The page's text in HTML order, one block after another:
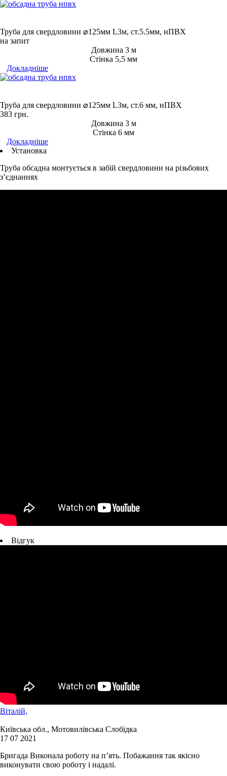
Труба для свердловини ⌀125мм L3м, ст.5.5мм, нПВХ
на запит
Довжина 3 м
Стінка 5,5 мм
Докладніше
Труба для свердловини ⌀125мм L3м, ст.6 мм, нПВХ
383 грн.
Довжина 3 м
Стінка 6 мм
Докладніше
Установка
Труба обсадна монтується в забій свердловини на різьбових
з’єднаннях
Відгук
Віталій,
Київська обл., Мотовилівська Слобідка
17 07 2021
Бригада Виконала роботу на п’ять. Побажання так якісно
виконувати свою роботу і надалі.